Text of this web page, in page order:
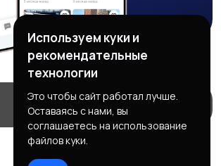
Используем куки и
рекомендательные
технологии
Это чтобы сайт работал лучше.
Оставаясь с нами, вы
соглашаетесь на использование
файлов куки.